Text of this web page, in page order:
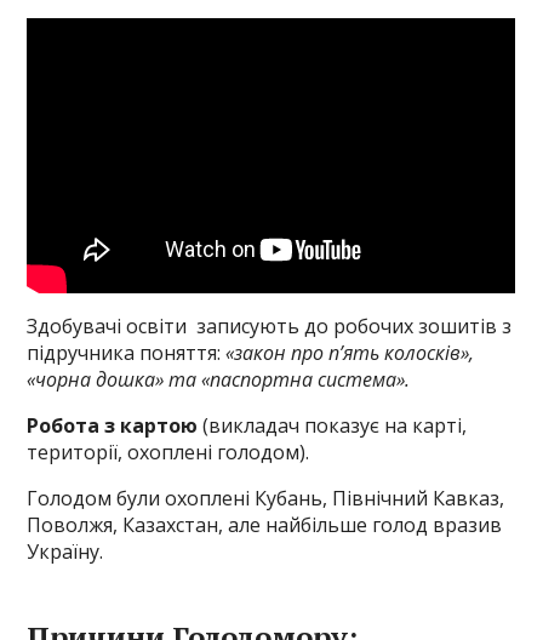
Здобувачі освіти записують до робочих зошитів з
підручника поняття:«закон про п’ять колосків»,
«чорна дошка» та «паспортна система».
Робота з картою(викладач показує на карті,
території, охоплені голодом).
Голодом були охоплені Кубань, Північний Кавказ,
Поволжя, Казахстан, але найбільше голод вразив
Україну.